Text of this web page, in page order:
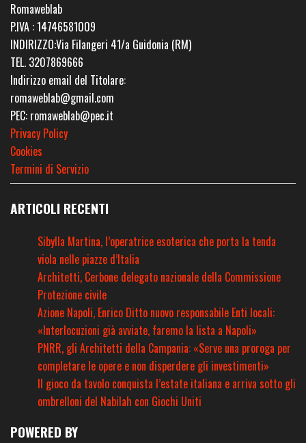
Romaweblab
P.IVA : 14746581009
INDIRIZZO:Via Filangeri 41/a Guidonia (RM)
TEL. 3207869666
Indirizzo email del Titolare:
romaweblab@gmail.com
PEC: romaweblab@pec.it
Privacy Policy
Cookies
Termini di Servizio
ARTICOLI RECENTI
Sibylla Martina, l’operatrice esoterica che porta la tenda
viola nelle piazze d’Italia
Architetti, Cerbone delegato nazionale della Commissione
Protezione civile
Azione Napoli, Enrico Ditto nuovo responsabile Enti locali:
«Interlocuzioni già avviate, faremo la lista a Napoli»
PNRR, gli Architetti della Campania: «Serve una proroga per
completare le opere e non disperdere gli investimenti»
Il gioco da tavolo conquista l’estate italiana e arriva sotto gli
ombrelloni del Nabilah con Giochi Uniti
POWERED BY